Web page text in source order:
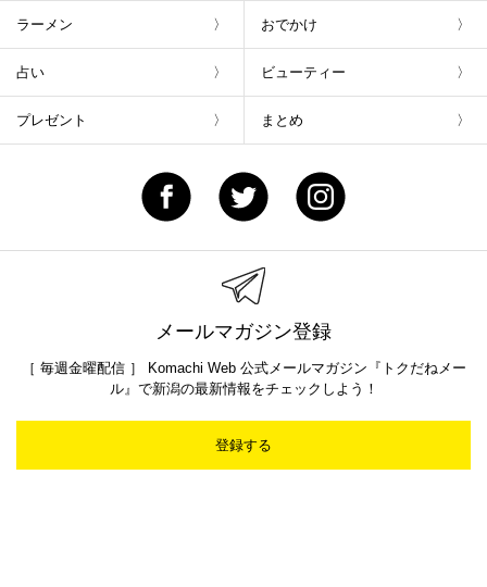
ラーメン おでかけ
占い ビューティー
プレゼント まとめ
メールマガジン登録
［ 毎週金曜配信 ］ Komachi Web 公式メールマガジン『トクだねメー
ル』で新潟の最新情報をチェックしよう！
登録する